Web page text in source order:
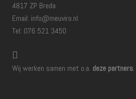
4817 ZP Breda
Email: info@meuviro.nl
Tel: 076 521 3450
Wij werken samen met o.a. deze partners.